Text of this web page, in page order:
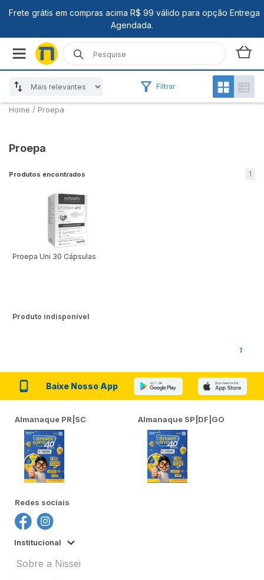
Filtrar
Home / Proepa
Proepa
Produtos encontrados 1
Proepa Uni 30 Cápsulas
Produto indisponível
1
Baixe Nosso App
Almanaque PR|SC Almanaque SP|DF|GO
Redes sociais
Institucional
Sobre a Nissei